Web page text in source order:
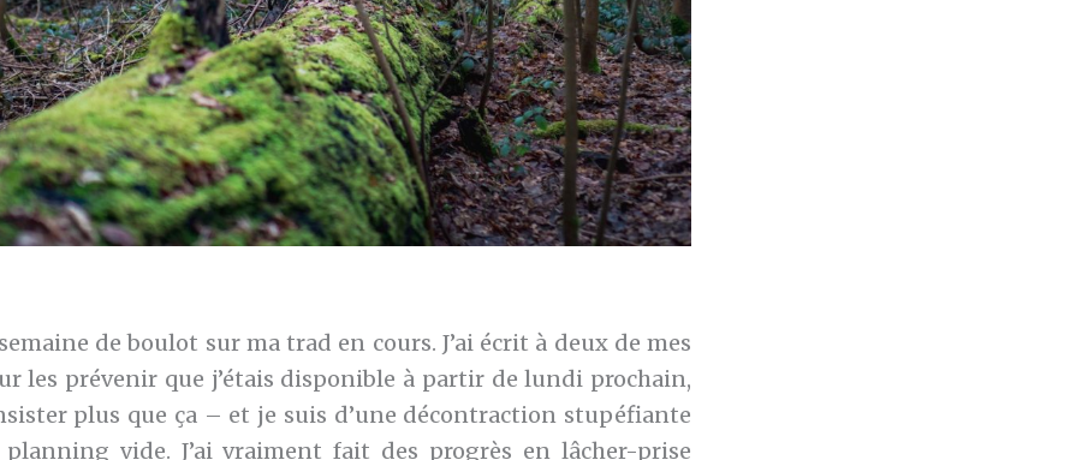
de boulot sur ma trad en cours. J’ai écrit à deux de mes
les prévenir que j’étais disponible à partir de lundi prochain,
plus que ça – et je suis d’une décontraction stupéfiante
vide. J’ai vraiment fait des progrès en lâcher-prise